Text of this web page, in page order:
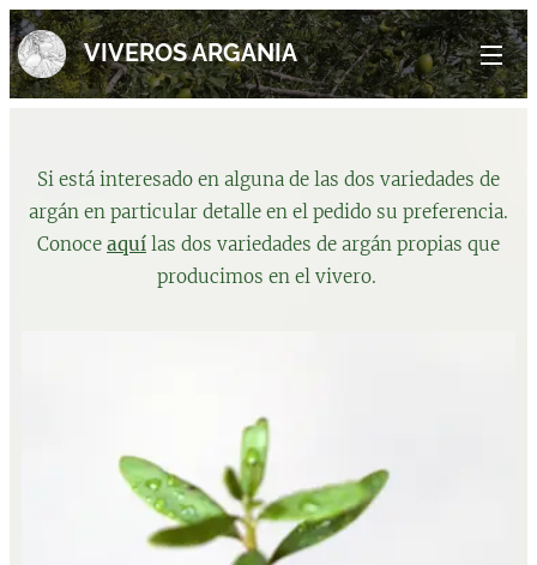
VIVEROS ARGANIA
Si está interesado en alguna de las dos variedades de
argán en particular detalle en el pedido su preferencia.
Conoce aquí las dos variedades de argán propias que
producimos en el vivero.